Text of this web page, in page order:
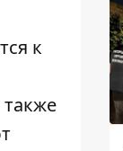
к
также